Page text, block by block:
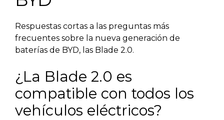
Respuestas cortas a las preguntas más
frecuentes sobre la nueva generación de
baterías de BYD, las Blade 2.0.
¿La Blade 2.0 es
compatible con todos los
vehículos eléctricos?